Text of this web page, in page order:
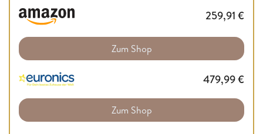
259,91 €
Zum Shop
479,99€
Zum Shop